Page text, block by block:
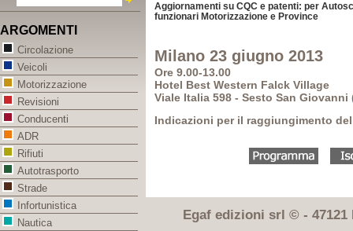
Aggiornamenti su CQC e patenti: per
funzionari Motorizzazione e Province
Milano 23 giugno 2013
Ore 9.00-13.00
Hotel Best Western Falck Village
Viale Italia 598 - Sesto San Giovanni
Indicazioni per il raggiungimento
Egaf edizioni srl © - 47121
ARGOMENTI
Circolazione
Veicoli
Motorizzazione
Revisioni
Conducenti
ADR
Rifiuti
Autotrasporto
Strade
Infortunistica
Nautica